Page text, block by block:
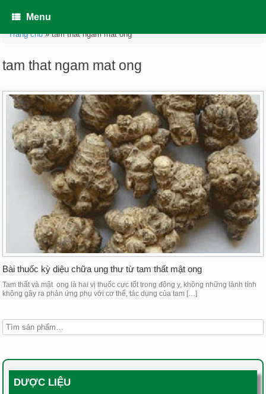
Menu
Trang chủ»tam that ngam mat ong
tam that ngam mat ong
Bài thuốc kỳ diệu chữa ung thư từ tam thất mật ong
Tam thất và mật ong là hai vị thuốc cực tốt trong đông y, không những lành tính
không gây ra phản ứng phụ với cơ thể, tác dụng của tam […]
DƯỢC LIỆU